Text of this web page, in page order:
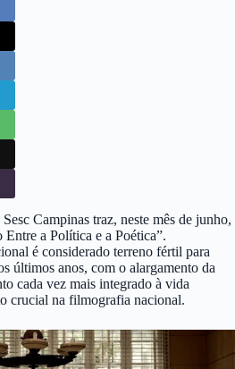
Campinas traz, neste mês de junho,
a Política e a Poética”.
é considerado terreno fértil para
últimos anos, com o alargamento da
cada vez mais integrado à vida
crucial na filmografia nacional.